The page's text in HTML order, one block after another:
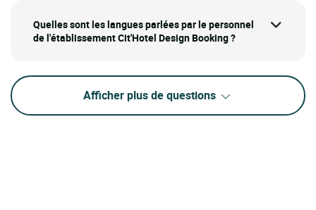
Quelles sont les langues parlées par le personnel
de l'établissement Cit'Hotel Design Booking ?
Afficher plus de questions